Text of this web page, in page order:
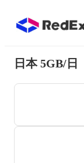
日本 5GB/日